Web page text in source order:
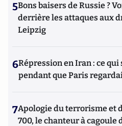
5Bons baisers de Russie ?
derrière les attaques aux
Leipzig
6Répression en Iran : ce
pendant que Paris
7Apologie du terrorisme et
700, le chanteur à cagoule